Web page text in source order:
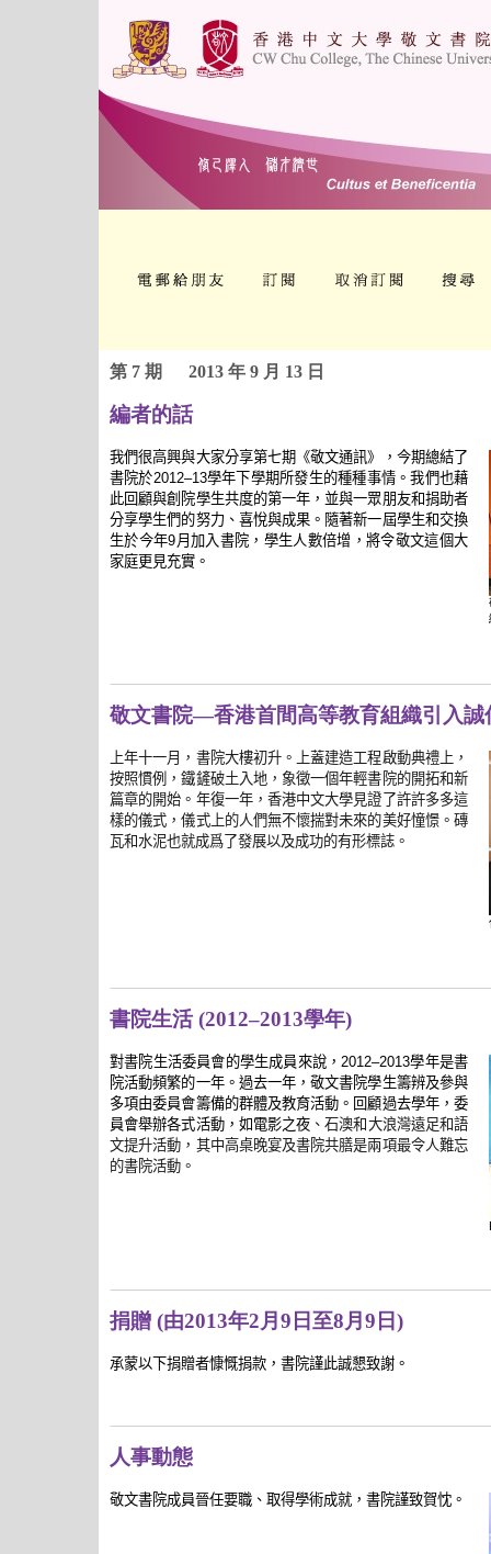
第 7 期 2013 年 9 月 13 日
編者的話
我們很高興與大家分享第七期《敬文通訊》，今期總結了
書院於2012–13學年下學期所發生的種種事情。我們也藉
此回顧與創院學生共度的第一年，並與一眾朋友和捐助者
分享學生們的努力、喜悅與成果。隨著新一屆學生和交換
生於今年9月加入書院，學生人數倍增，將令敬文這個大
家庭更見充實。
敬文書院―香港首間高等教育組織引入誠
上年十一月，書院大樓初升。上蓋建造工程啟動典禮上，
按照慣例，鐵鏟破土入地，象徵一個年輕書院的開拓和新
篇章的開始。年復一年，香港中文大學見證了許許多多這
樣的儀式，儀式上的人們無不懷揣對未來的美好憧憬。磚
瓦和水泥也就成爲了發展以及成功的有形標誌。
書院生活 (2012–2013學年)
對書院生活委員會的學生成員來說，2012–2013學年是書
院活動頻繁的一年。過去一年，敬文書院學生籌辨及參與
多項由委員會籌備的群體及教育活動。回顧過去學年，委
員會舉辦各式活動，如電影之夜 、石澳和大浪灣遠足和語
文提升活動，其中高桌晚宴及書院共膳是兩項最令人難忘
的書院活動。
捐贈 (由2013年2月9日至8月9日)
承蒙以下捐贈者慷慨捐款，書院謹此誠懇致謝。
人事動態
敬文書院成員晉任要職、取得學術成就，書院謹致賀忱。